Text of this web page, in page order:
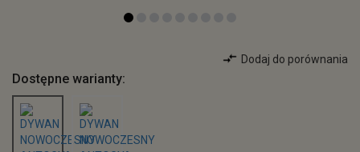
Dodaj do porównania
Dostępne warianty: